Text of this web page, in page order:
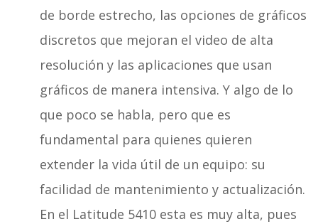
de borde estrecho, las opciones de gráficos
discretos que mejoran el video de alta
resolución y las aplicaciones que usan
gráficos de manera intensiva. Y algo de lo
que poco se habla, pero que es
fundamental para quienes quieren
extender la vida útil de un equipo: su
facilidad de mantenimiento y actualización.
En el Latitude 5410 esta es muy alta, pues